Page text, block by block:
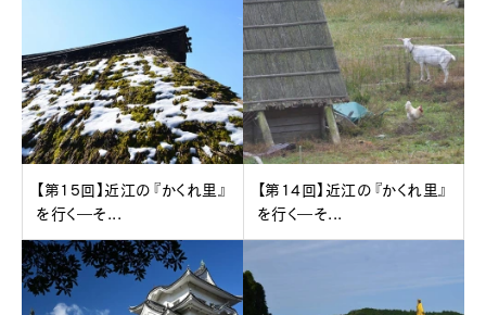
【第15回】近江の『かくれ里』
を行く―そ...
【第14回】近江の『かくれ里』
を行く―そ...